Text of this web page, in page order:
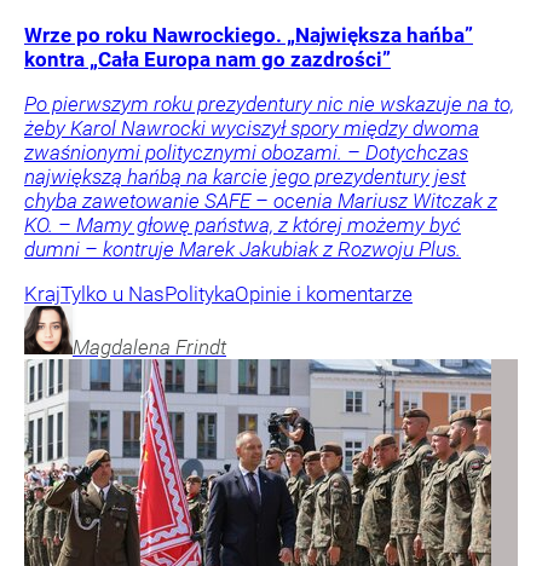
Wrze po roku Nawrockiego. „Największa hańba”
kontra „Cała Europa nam go zazdrości”
Po pierwszym roku prezydentury nic nie wskazuje na to,
żeby Karol Nawrocki wyciszył spory między dwoma
zwaśnionymi politycznymi obozami. – Dotychczas
największą hańbą na karcie jego prezydentury jest
chyba zawetowanie SAFE – ocenia Mariusz Witczak z
KO. – Mamy głowę państwa, z której możemy być
dumni – kontruje Marek Jakubiak z Rozwoju Plus.
KrajTylko u NasPolitykaOpinie i komentarze
Magdalena Frindt